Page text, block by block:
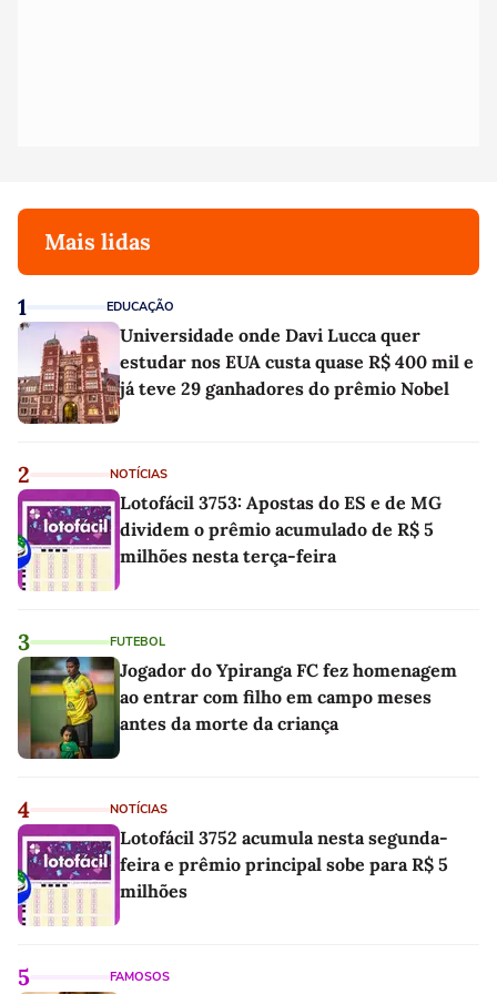
Mais lidas
1 EDUCAÇÃO
Universidade onde Davi Lucca quer
estudar nos EUA custa quase R$ 400 mil e
já teve 29 ganhadores do prêmio Nobel
2 NOTÍCIAS
Lotofácil 3753: Apostas do ES e de MG
dividem o prêmio acumulado de R$ 5
milhões nesta terça-feira
3 FUTEBOL
Jogador do Ypiranga FC fez homenagem
ao entrar com filho em campo meses
antes da morte da criança
4 NOTÍCIAS
Lotofácil 3752 acumula nesta segunda-
feira e prêmio principal sobe para R$ 5
milhões
5 FAMOSOS